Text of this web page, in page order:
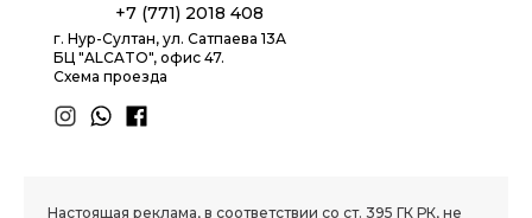
+7 (771) 2018 408
г. Нур-Султан, ул. Сатпаева 13А
БЦ "ALCATO", офис 47.
Схема проезда
Настоящая реклама, в соответствии со ст. 395 ГК РК, не